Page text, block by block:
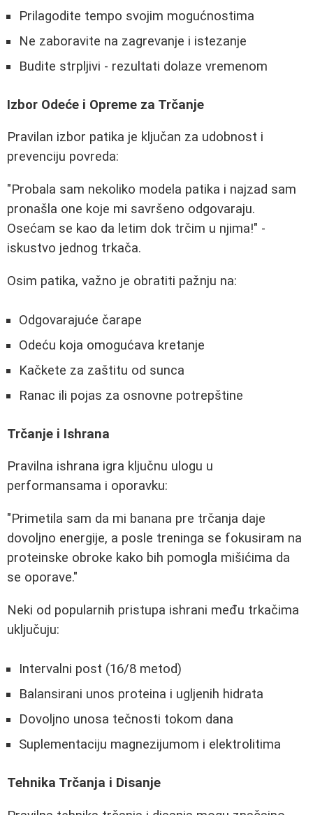
Prilagodite tempo svojim mogućnostima
Ne zaboravite na zagrevanje i istezanje
Budite strpljivi - rezultati dolaze vremenom
Izbor Odeće i Opreme za Trčanje
Pravilan izbor patika je ključan za udobnost i
prevenciju povreda:
"Probala sam nekoliko modela patika i najzad sam
pronašla one koje mi savršeno odgovaraju.
Osećam se kao da letim dok trčim u njima!" -
iskustvo jednog trkača.
Osim patika, važno je obratiti pažnju na:
Odgovarajuće čarape
Odeću koja omogućava kretanje
Kačkete za zaštitu od sunca
Ranac ili pojas za osnovne potrepštine
Trčanje i Ishrana
Pravilna ishrana igra ključnu ulogu u
performansama i oporavku:
"Primetila sam da mi banana pre trčanja daje
dovoljno energije, a posle treninga se fokusiram na
proteinske obroke kako bih pomogla mišićima da
se oporave."
Neki od popularnih pristupa ishrani među trkačima
uključuju:
Intervalni post (16/8 metod)
Balansirani unos proteina i ugljenih hidrata
Dovoljno unosa tečnosti tokom dana
Suplementaciju magnezijumom i elektrolitima
Tehnika Trčanja i Disanje